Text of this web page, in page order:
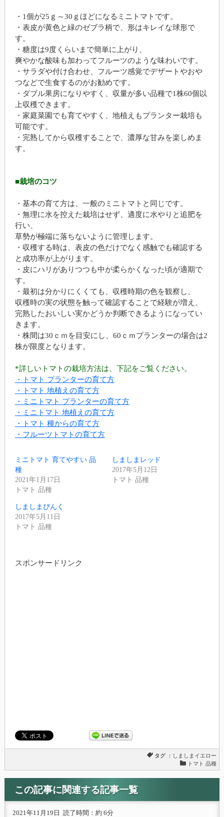
・1個が25ｇ～30ｇほどになるミニトマトです。
・表皮が黄色と緑のゼブラ柄で、形はキレイな球形で
す。
・糖度は9度くらいまで簡単に上がり、
爽やかな酸味も加わってフルーツのような味わいです。
・サラダや付け合わせ、フルーツ感覚でデザートやおや
つなどで生食するのがお勧めです。
・ダブル果房になりやすく、収量が多い品種で1株60個以
上収穫できます。
・家庭菜園でも育てやすく、地植えもプランター栽培も
可能です。
・完熟してから収穫することで、濃厚な甘みを楽しめま
す。
■栽培のコツ
・基本の育て方は、一般のミニトマトと同じです。
・無理に水を控えた栽培はせず、適度に水やりと追肥を
行い、
草勢が極端に落ちないように管理します。
・収穫する時は、表皮の色だけでなく感触でも確認する
と成功率が上がります。
・皮にハリがありつつも中が柔らかくなった頃が適期で
す。
・最初は分かりにくくても、収穫時期の色を観察し、
収穫時の実の状態を触って確認することで経験が増え、
完熟したおいしい実かどうか判断できるようになってい
きます。
・株間は30ｃｍを目安にし、60ｃｍプランターの場合は2
株が限度となります。
*詳しいトマトの栽培方法は、下記をご覧ください。
・トマト プランターの育て方
・トマト 地植えの育て方
・ミニトマト プランターの育て方
・ミニトマト 地植えの育て方
・トマト 種からの育て方
・フルーツトマトの育て方
ミニトマト 育てやすい 品
種
2021年1月17日
トマト 品種
しましまレッド
2017年5月12日
トマト 品種
しましまぴんく
2017年5月11日
トマト 品種
スポンサードリンク
タグ ： しましまイエロー
トマト 品種
この記事に関連する記事一覧
2021年11月19日 読了時間：約 6分